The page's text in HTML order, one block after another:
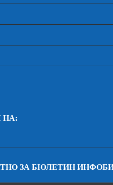
НА:
ЗА БЮЛЕТИН